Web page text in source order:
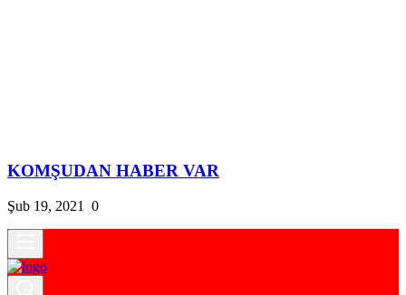
KOMŞUDAN HABER VAR
Şub 19, 2021 0